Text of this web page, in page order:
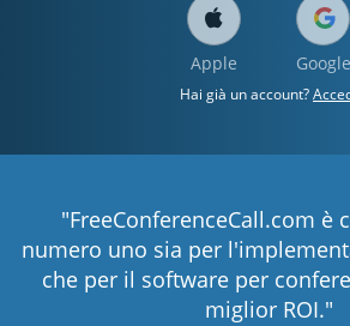
Apple Google
Hai già un account?
"FreeConferenceCall.com è
numero uno sia per
che per il software per
miglior ROI."